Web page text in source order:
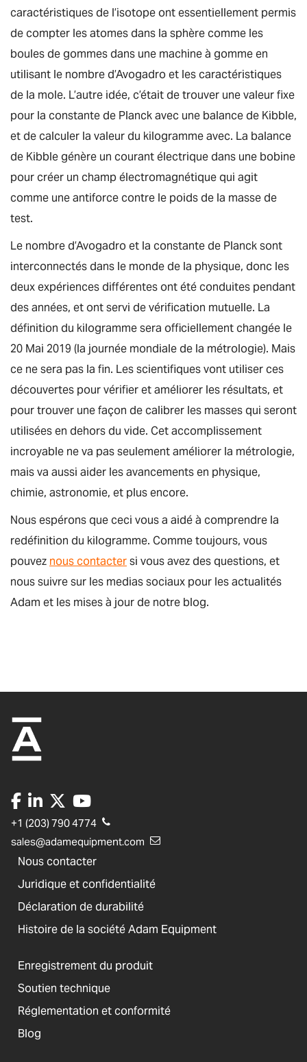
caractéristiques de l’isotope ont essentiellement permis
de compter les atomes dans la sphère comme les
boules de gommes dans une machine à gomme en
utilisant le nombre d’Avogadro et les caractéristiques
de la mole. L’autre idée, c’était de trouver une valeur fixe
pour la constante de Planck avec une balance de Kibble,
et de calculer la valeur du kilogramme avec. La balance
de Kibble génère un courant électrique dans une bobine
pour créer un champ électromagnétique qui agit
comme une antiforce contre le poids de la masse de
test.
Le nombre d’Avogadro et la constante de Planck sont
interconnectés dans le monde de la physique, donc les
deux expériences différentes ont été conduites pendant
des années, et ont servi de vérification mutuelle. La
définition du kilogramme sera officiellement changée le
20 Mai 2019 (la journée mondiale de la métrologie). Mais
ce ne sera pas la fin. Les scientifiques vont utiliser ces
découvertes pour vérifier et améliorer les résultats, et
pour trouver une façon de calibrer les masses qui seront
utilisées en dehors du vide. Cet accomplissement
incroyable ne va pas seulement améliorer la métrologie,
mais va aussi aider les avancements en physique,
chimie, astronomie, et plus encore.
Nous espérons que ceci vous a aidé à comprendre la
redéfinition du kilogramme. Comme toujours, vous
pouvez nous contactersi vous avez des questions, et
nous suivre sur les medias sociaux pour les actualités
Adam et les mises à jour de notre blog.
+1 (203) 790 4774
sales@adamequipment.com
Nous contacter
Juridique et confidentialité
Déclaration de durabilité
Histoire de la société Adam Equipment
Enregistrement du produit
Soutien technique
Réglementation et conformité
Blog